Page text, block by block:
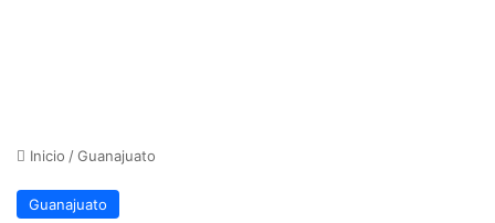
Inicio /Guanajuato
Guanajuato